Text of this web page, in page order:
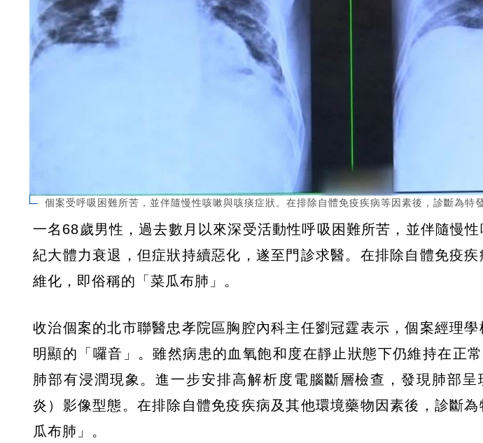
個案受呼吸困難所苦，並伴隨慢性咳嗽與咳痰症狀。在排除自體免疫疾病等因素後，診斷為特
一名68歲男性，過去數月以來深受活動性呼吸困難所苦，並伴隨慢
紀大體力衰退，但症狀持續惡化，遂至門診求醫。在排除自體免疫
維化，即俗稱的「菜瓜布肺」。
收治個案的北市聯醫忠孝院區胸腔內科主任劉冠霆表示，個案經理
明顯的「囉音」。雖然病患的血氧飽和度在靜止狀態下仍維持在正
肺部有浸潤現象。進一步安排高解析度電腦斷層檢查，發現肺部
炎）影像型態。在排除自體免疫疾病及其他環境藥物因素後，診斷
瓜布肺」。